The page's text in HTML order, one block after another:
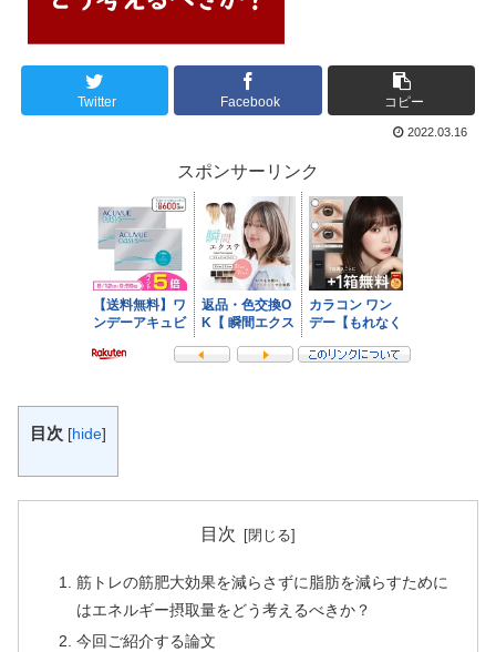
Twitter Facebook コピー
2022.03.16
スポンサーリンク
目次 [hide]
目次
筋トレの筋肥大効果を減らさずに脂肪を減らすために
はエネルギー摂取量をどう考えるべきか？
今回ご紹介する論文